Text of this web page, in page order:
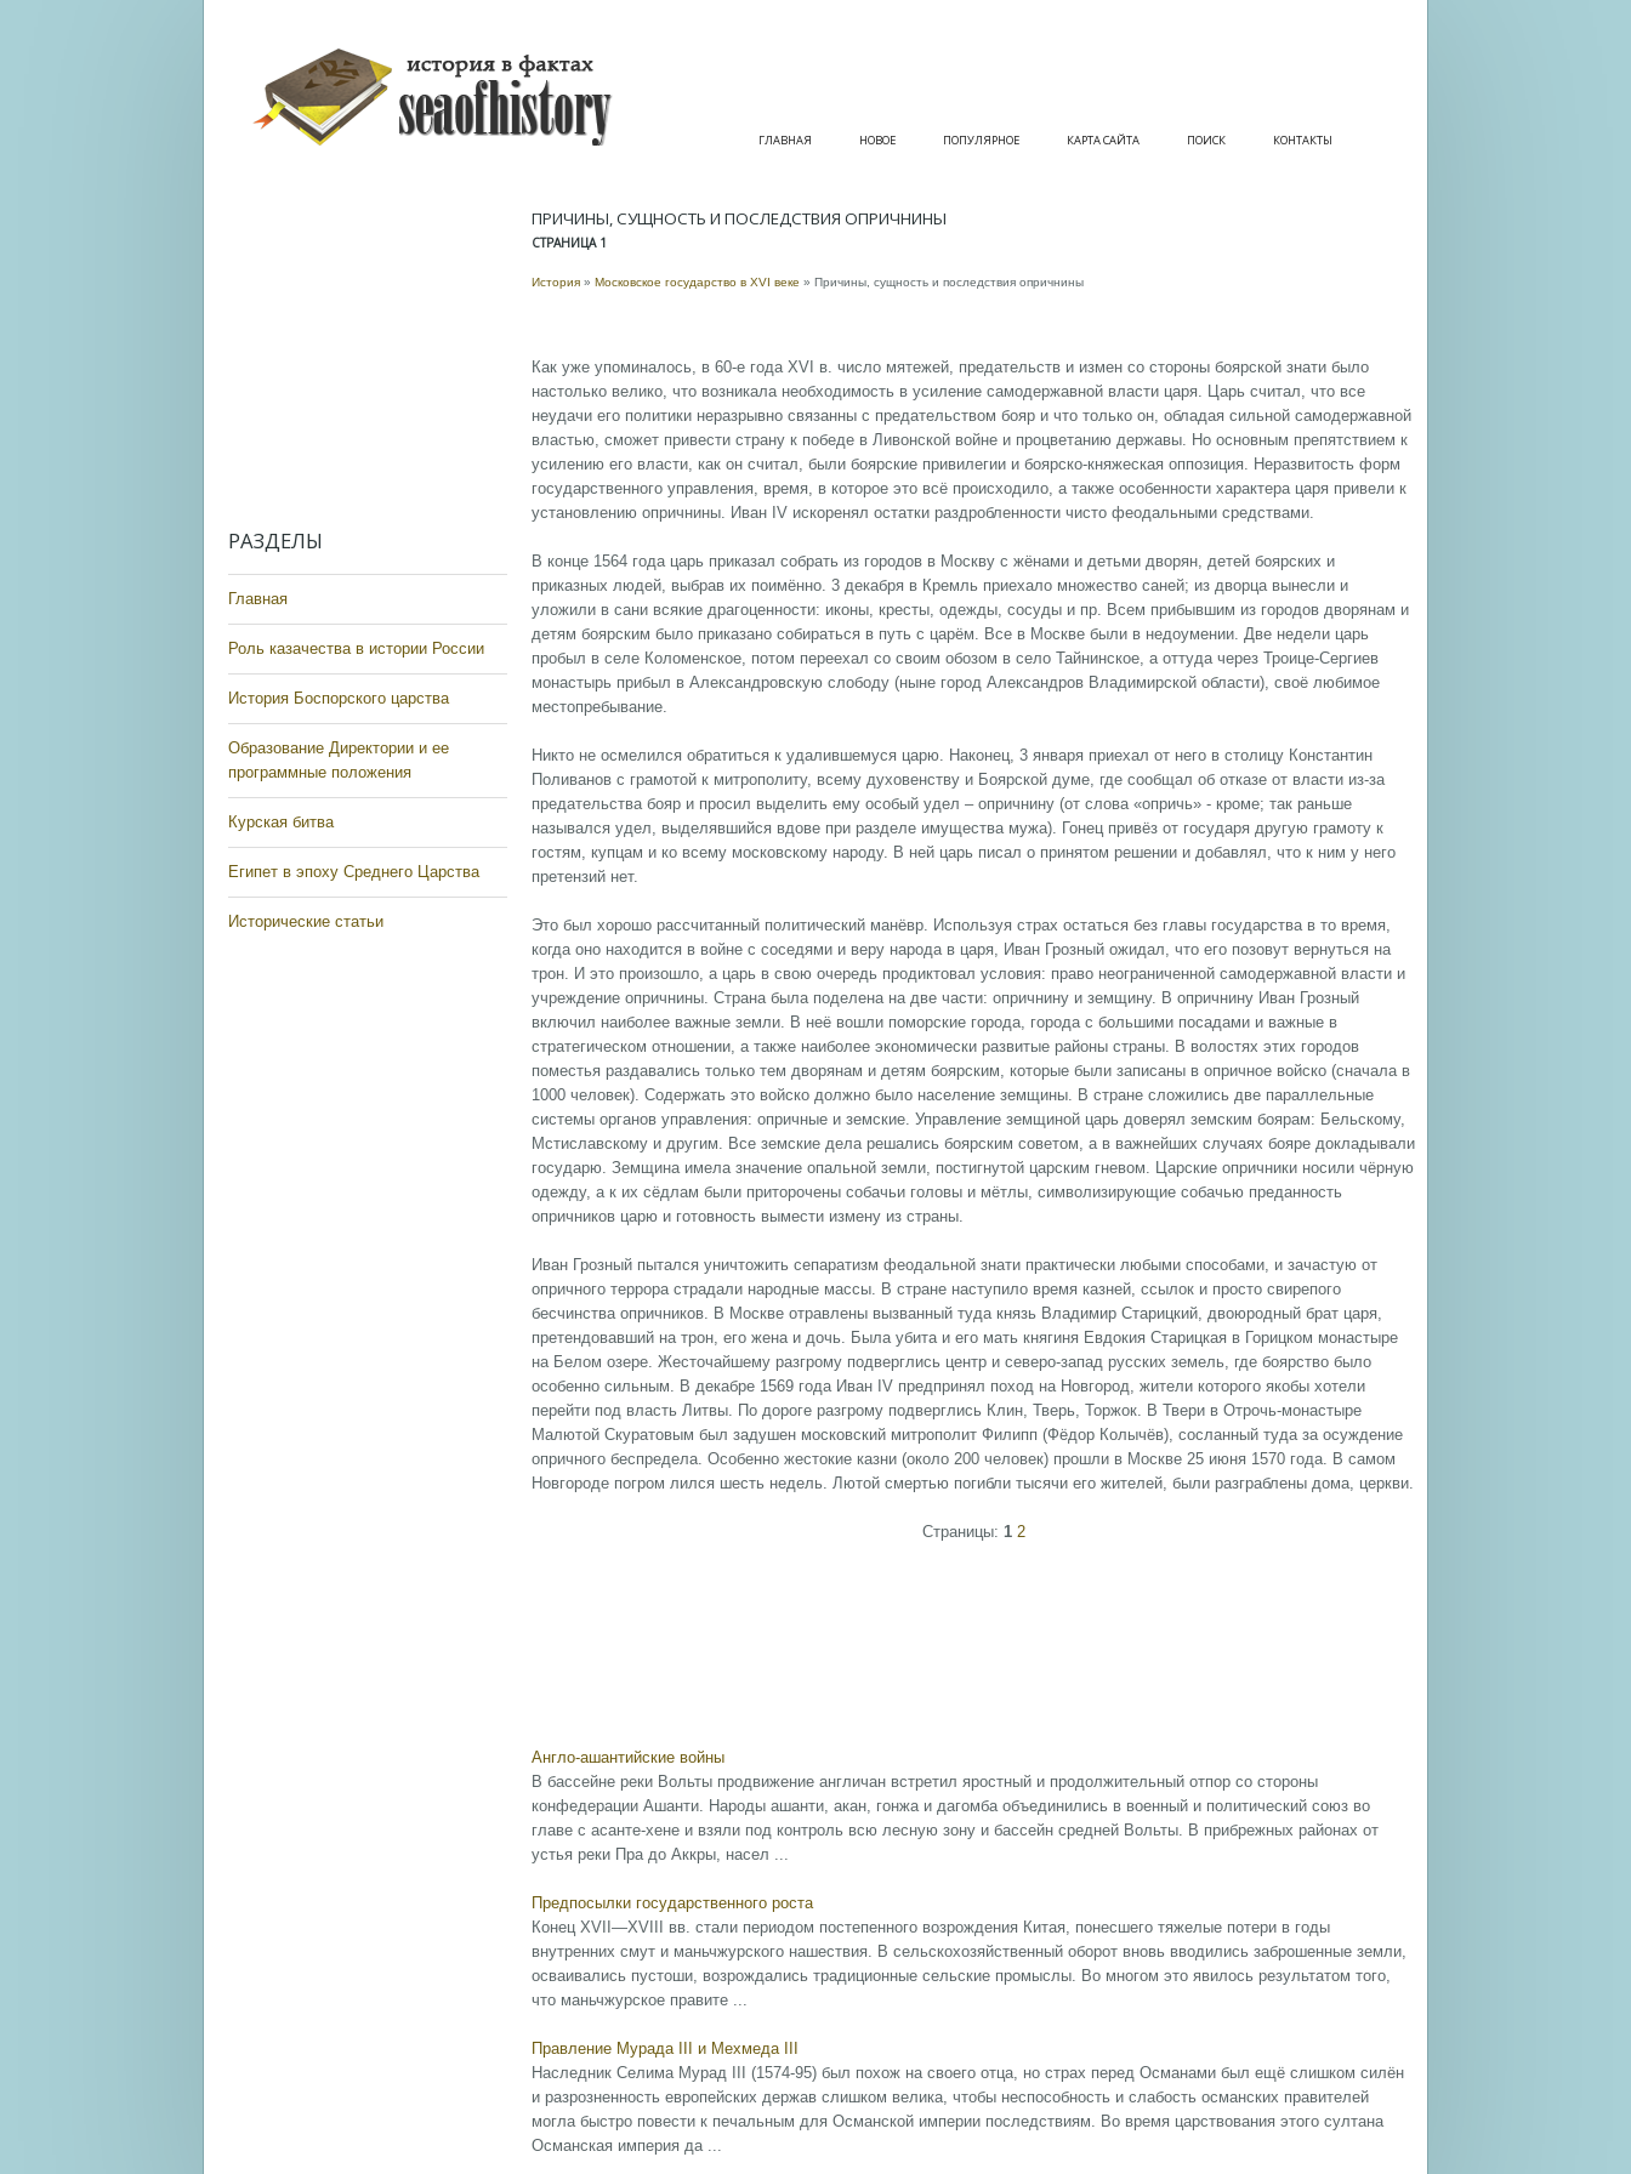
ГЛАВНАЯ НОВОЕ ПОПУЛЯРНОЕ КАРТА САЙТА ПОИСК КОНТАКТЫ
РАЗДЕЛЫ
Главная
Роль казачества в истории России
История Боспорского царства
Образование Директории и ее
программные положения
Курская битва
Египет в эпоху Среднего Царства
Исторические статьи
ПРИЧИНЫ, СУЩНОСТЬ И ПОСЛЕДСТВИЯ ОПРИЧНИНЫ
СТРАНИЦА 1
История » Московское государство в XVI веке » Причины, сущность и последствия опричнины
Как уже упоминалось, в 60-е года ХVI в. число мятежей, предательств и измен со стороны боярской знати было
настолько велико, что возникала необходимость в усиление самодержавной власти царя. Царь считал, что все
неудачи его политики неразрывно связанны с предательством бояр и что только он, обладая сильной самодержавной
властью, сможет привести страну к победе в Ливонской войне и процветанию державы. Но основным препятствием к
усилению его власти, как он считал, были боярские привилегии и боярско-княжеская оппозиция. Неразвитость форм
государственного управления, время, в которое это всё происходило, а также особенности характера царя привели к
установлению опричнины. Иван IV искоренял остатки раздробленности чисто феодальными средствами.
В конце 1564 года царь приказал собрать из городов в Москву с жёнами и детьми дворян, детей боярских и
приказных людей, выбрав их поимённо. 3 декабря в Кремль приехало множество саней; из дворца вынесли и
уложили в сани всякие драгоценности: иконы, кресты, одежды, сосуды и пр. Всем прибывшим из городов дворянам и
детям боярским было приказано собираться в путь с царём. Все в Москве были в недоумении. Две недели царь
пробыл в селе Коломенское, потом переехал со своим обозом в село Тайнинское, а оттуда через Троице-Сергиев
монастырь прибыл в Александровскую слободу (ныне город Александров Владимирской области), своё любимое
местопребывание.
Никто не осмелился обратиться к удалившемуся царю. Наконец, 3 января приехал от него в столицу Константин
Поливанов с грамотой к митрополиту, всему духовенству и Боярской думе, где сообщал об отказе от власти из-за
предательства бояр и просил выделить ему особый удел – опричнину (от слова «опричь» - кроме; так раньше
назывался удел, выделявшийся вдове при разделе имущества мужа). Гонец привёз от государя другую грамоту к
гостям, купцам и ко всему московскому народу. В ней царь писал о принятом решении и добавлял, что к ним у него
претензий нет.
Это был хорошо рассчитанный политический манёвр. Используя страх остаться без главы государства в то время,
когда оно находится в войне с соседями и веру народа в царя, Иван Грозный ожидал, что его позовут вернуться на
трон. И это произошло, а царь в свою очередь продиктовал условия: право неограниченной самодержавной власти и
учреждение опричнины. Страна была поделена на две части: опричнину и земщину. В опричнину Иван Грозный
включил наиболее важные земли. В неё вошли поморские города, города с большими посадами и важные в
стратегическом отношении, а также наиболее экономически развитые районы страны. В волостях этих городов
поместья раздавались только тем дворянам и детям боярским, которые были записаны в опричное войско (сначала в
1000 человек). Содержать это войско должно было население земщины. В стране сложились две параллельные
системы органов управления: опричные и земские. Управление земщиной царь доверял земским боярам: Бельскому,
Мстиславскому и другим. Все земские дела решались боярским советом, а в важнейших случаях бояре докладывали
государю. Земщина имела значение опальной земли, постигнутой царским гневом. Царские опричники носили чёрную
одежду, а к их сёдлам были приторочены собачьи головы и мётлы, символизирующие собачью преданность
опричников царю и готовность вымести измену из страны.
Иван Грозный пытался уничтожить сепаратизм феодальной знати практически любыми способами, и зачастую от
опричного террора страдали народные массы. В стране наступило время казней, ссылок и просто свирепого
бесчинства опричников. В Москве отравлены вызванный туда князь Владимир Старицкий, двоюродный брат царя,
претендовавший на трон, его жена и дочь. Была убита и его мать княгиня Евдокия Старицкая в Горицком монастыре
на Белом озере. Жесточайшему разгрому подверглись центр и северо-запад русских земель, где боярство было
особенно сильным. В декабре 1569 года Иван IV предпринял поход на Новгород, жители которого якобы хотели
перейти под власть Литвы. По дороге разгрому подверглись Клин, Тверь, Торжок. В Твери в Отрочь-монастыре
Малютой Скуратовым был задушен московский митрополит Филипп (Фёдор Колычёв), сосланный туда за осуждение
опричного беспредела. Особенно жестокие казни (около 200 человек) прошли в Москве 25 июня 1570 года. В самом
Новгороде погром лился шесть недель. Лютой смертью погибли тысячи его жителей, были разграблены дома, церкви.
Страницы: 1 2
Англо-ашантийские войны
В бассейне реки Вольты продвижение англичан встретил яростный и продолжительный отпор со стороны
конфедерации Ашанти. Народы ашанти, акан, гонжа и дагомба объединились в военный и политический союз во
главе с асанте-хене и взяли под контроль всю лесную зону и бассейн средней Вольты. В прибрежных районах от
устья реки Пра до Аккры, насел ...
Предпосылки государственного роста
Конец XVII—XVIII вв. стали периодом постепенного возрождения Китая, понесшего тяжелые потери в годы
внутренних смут и маньчжурского нашествия. В сельскохозяйственный оборот вновь вводились заброшенные земли,
осваивались пустоши, возрождались традиционные сельские промыслы. Во многом это явилось результатом того,
что маньчжурское правите ...
Правление Мурада III и Мехмеда III
Наследник Селима Мурад III (1574-95) был похож на своего отца, но страх перед Османами был ещё слишком силён
и разрозненность европейских держав слишком велика, чтобы неспособность и слабость османских правителей
могла быстро повести к печальным для Османской империи последствиям. Во время царствования этого султана
Османская империя да ...